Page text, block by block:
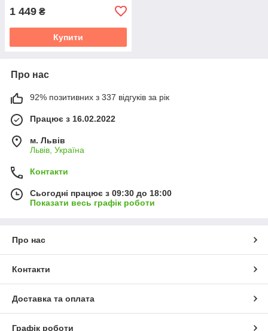
1 449 ₴
Купити
Про нас
92% позитивних з 337 відгуків за рік
Працює з 16.02.2022
м. Львів
Львів, Україна
Контакти
Сьогодні працює з 09:30 до 18:00
Показати весь графік роботи
Про нас
Контакти
Доставка та оплата
Графік роботи